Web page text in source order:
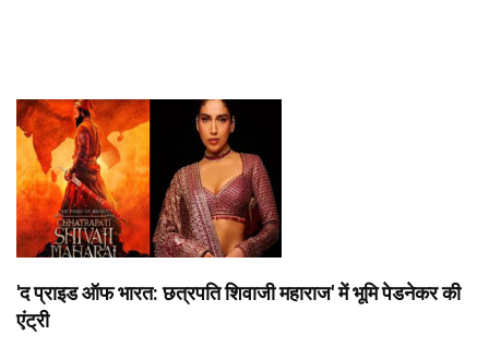
'द प्राइड ऑफ भारत: छत्रपति शिवाजी महाराज' में भूमि पेडनेकर की
एंट्री